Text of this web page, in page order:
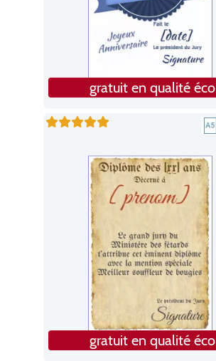
gratuit en qualité éco
gratuit en qualité éco